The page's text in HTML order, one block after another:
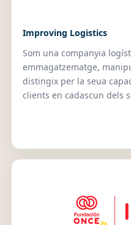
Improving Logistics
Som una companyia
emmagatzematge,
distingix per la seua
clients en cadascun dels